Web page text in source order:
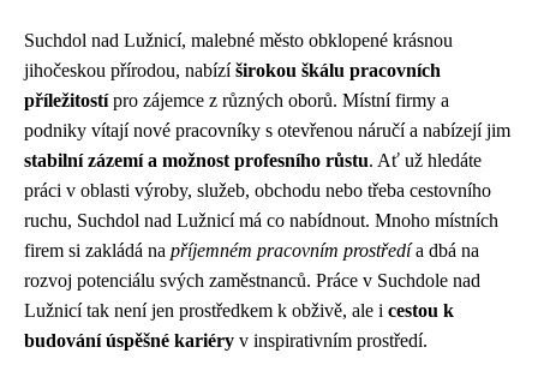
Suchdol nad Lužnicí, malebné město obklopené krásnou
jihočeskou přírodou, nabízíširokou škálu pracovních
příležitostípro zájemce z různých oborů. Místní firmy a
podniky vítají nové pracovníky s otevřenou náručí a nabízejí jim
stabilní zázemí a možnost profesního růstu. Ať už hledáte
práci v oblasti výroby, služeb, obchodu nebo třeba cestovního
ruchu, Suchdol nad Lužnicí má co nabídnout. Mnoho místních
firem si zakládá na příjemném pracovním prostředía dbá na
rozvoj potenciálu svých zaměstnanců. Práce v Suchdole nad
Lužnicí tak není jen prostředkem k obživě, ale i cestou k
budování úspěšné kariéry v inspirativním prostředí.